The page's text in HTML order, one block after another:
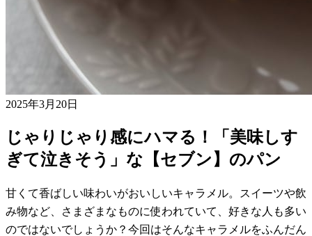
2025年3月20日
じゃりじゃり感にハマる！「美味しす
ぎて泣きそう」な【セブン】のパン
甘くて香ばしい味わいがおいしいキャラメル。スイーツや飲
み物など、さまざまなものに使われていて、好きな人も多い
のではないでしょうか？今回はそんなキャラメルをふんだん